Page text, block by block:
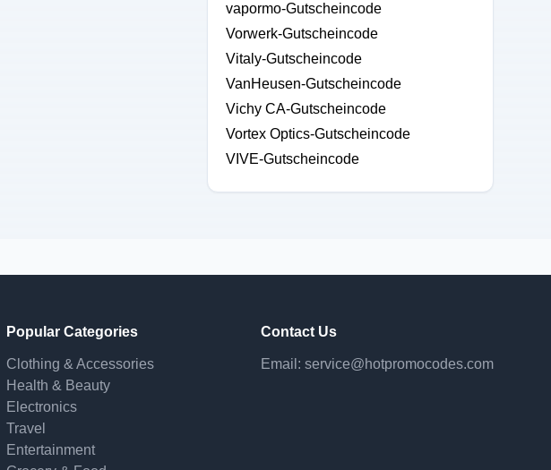
vapormo-Gutscheincode
Vorwerk-Gutscheincode
Vitaly-Gutscheincode
VanHeusen-Gutscheincode
Vichy CA-Gutscheincode
Vortex Optics-Gutscheincode
VIVE-Gutscheincode
Popular Categories
Clothing & Accessories
Health & Beauty
Electronics
Travel
Entertainment
Contact Us
Email: service@hotpromocodes.com